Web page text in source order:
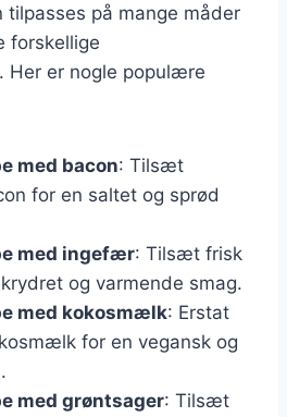
tilpasses på mange måder
forskellige
Her er nogle populære
med bacon: Tilsæt
for en saltet og sprød
med ingefær: Tilsæt frisk
og varmende smag.
med kokosmælk: Erstat
for en vegansk og
med grøntsager: Tilsæt